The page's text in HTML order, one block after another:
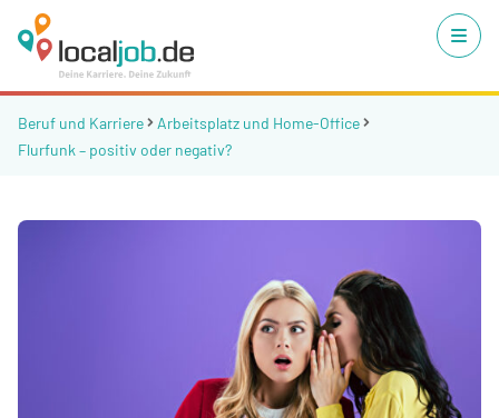
Beruf und Karriere
Arbeitsplatz und Home-Office
Flurfunk – positiv oder negativ?